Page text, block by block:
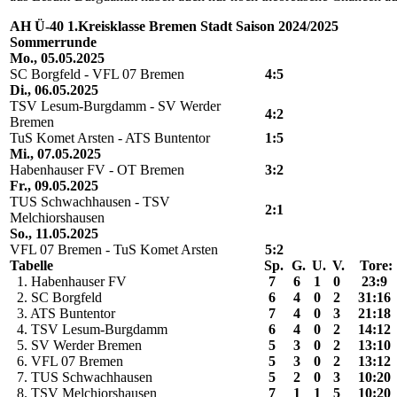
AH Ü-40 1.Kreisklasse Bremen Stadt Saison 2024/2025
Sommerrunde
Mo., 05.05.2025
SC Borgfeld - VFL 07 Bremen
4:5
Di., 06.05.2025
TSV Lesum-Burgdamm - SV Werder
Bremen
4:2
TuS Komet Arsten - ATS Buntentor
1:5
Mi., 07.05.2025
Habenhauser FV - OT Bremen
3:2
Fr., 09.05.2025
TUS Schwachhausen - TSV
Melchiorshausen
2:1
So., 11.05.2025
VFL 07 Bremen - TuS Komet Arsten
5:2
Tabelle
Sp. G. U. V. Tore:
1. Habenhauser FV
7 6 1 0 23:9
2. SC Borgfeld
6 4 0 2 31:16
3. ATS Buntentor
7 4 0 3 21:18
4. TSV Lesum-Burgdamm
6 4 0 2 14:12
5. SV Werder Bremen
5 3 0 2 13:10
6. VFL 07 Bremen
5 3 0 2 13:12
7. TUS Schwachhausen
5 2 0 3 10:20
8. TSV Melchiorshausen
7 1 1 5 10:20